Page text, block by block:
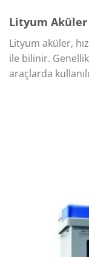
Lityum Aküler
Lityum aküler,
ile bilinir.
araçlarda